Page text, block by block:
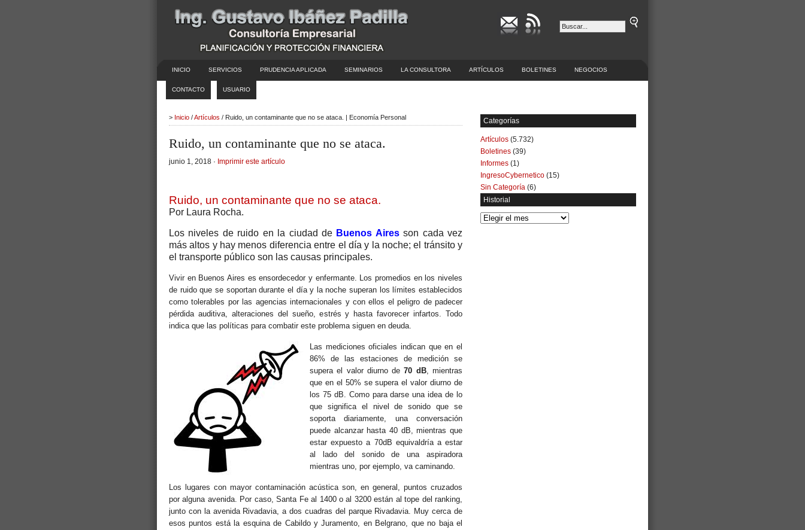
INICIO SERVICIOS PRUDENCIA APLICADA SEMINARIOS LA CONSULTORA ARTÍCULOS BOLETINES NEGOCIOS
CONTACTO USUARIO
> Inicio /Artículos / Ruido, un contaminante que no se ataca. | Economía Personal
Ruido, un contaminante que no se ataca.
junio 1, 2018 · Imprimir este artículo
Ruido, un contaminante que no se ataca.
Por Laura Rocha.
Los niveles de ruido en la ciudad de Buenos Airesson cada vez
más altos y hay menos diferencia entre el día y la noche; el tránsito y
el transporte público son las causas principales.
Vivir en Buenos Aires es ensordecedor y enfermante. Los promedios en los niveles
de ruido que se soportan durante el día y la noche superan los límites establecidos
como tolerables por las agencias internacionales y con ellos el peligro de padecer
pérdida auditiva, alteraciones del sueño, estrés y hasta favorecer infartos. Todo
indica que las políticas para combatir este problema siguen en deuda.
Las mediciones oficiales indican que en el
86% de las estaciones de medición se
supera el valor diurno de70 dB, mientras
que en el 50% se supera el valor diurno de
los 75 dB. Como para darse una idea de lo
que significa el nivel de sonido que se
soporta diariamente, una conversación
puede alcanzar hasta 40 dB, mientras que
estar expuesto a 70dB equivaldría a estar
al lado del sonido de una aspiradora
mientras uno, por ejemplo, va caminando.
Los lugares con mayor contaminación acústica son, en general, puntos cruzados
por alguna avenida. Por caso, Santa Fe al 1400 o al 3200 están al tope del ranking,
junto con la avenida Rivadavia, a dos cuadras del parque Rivadavia. Muy cerca de
esos puntos está la esquina de Cabildo y Juramento, en Belgrano, que no baja el
Categorías
Artículos (5.732)
Boletines (39)
Informes (1)
IngresoCybernetico (15)
Sin Categoría (6)
Historial
Historial